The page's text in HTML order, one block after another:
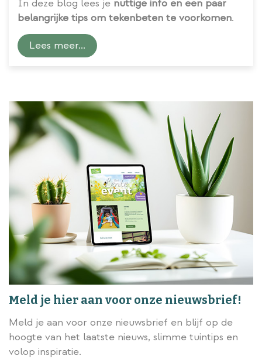
In deze blog lees je nuttige info en een paar
belangrijke tips om tekenbeten te voorkomen.
Lees meer...
Meld je hier aan voor onze nieuwsbrief!
Meld je aan voor onze nieuwsbrief en blijf op de
hoogte van het laatste nieuws, slimme tuintips en
volop inspiratie.